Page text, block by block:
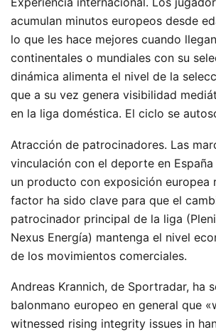
acumulan minutos europeos desde
lo que les hace mejores cuando
continentales o mundiales con su
dinámica alimenta el nivel de la
que a su vez genera visibilidad
en la liga doméstica. El ciclo se
Atracción de patrocinadores. Las
vinculación con el deporte en España
un producto con exposición europea
factor ha sido clave para que el
patrocinador principal de la liga
Nexus Energía) mantenga el nivel
de los movimientos comerciales.
Andreas Krannich, de Sportradar, ha
balonmano europeo en general que
witnessed rising integrity issues in